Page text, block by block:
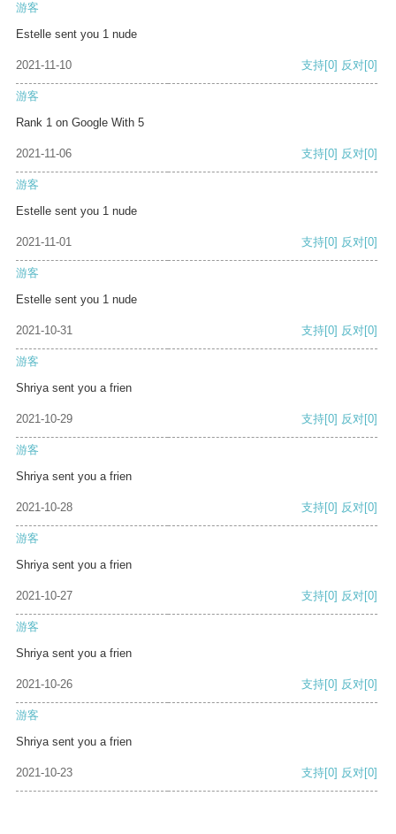
游客
Estelle sent you 1 nude
2021-11-10 支持[0] 反对[0]
游客
Rank 1 on Google With 5
2021-11-06 支持[0] 反对[0]
游客
Estelle sent you 1 nude
2021-11-01 支持[0] 反对[0]
游客
Estelle sent you 1 nude
2021-10-31 支持[0] 反对[0]
游客
Shriya sent you a frien
2021-10-29 支持[0] 反对[0]
游客
Shriya sent you a frien
2021-10-28 支持[0] 反对[0]
游客
Shriya sent you a frien
2021-10-27 支持[0] 反对[0]
游客
Shriya sent you a frien
2021-10-26 支持[0] 反对[0]
游客
Shriya sent you a frien
2021-10-23 支持[0] 反对[0]